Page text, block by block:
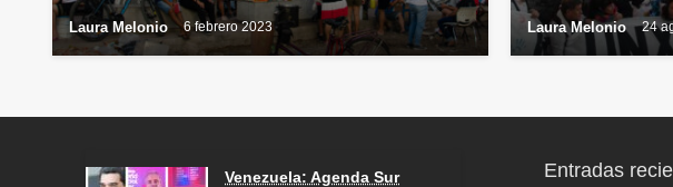
Laura Melonio 6 febrero 2023 Laura Melonio 24
Venezuela: Agenda Sur
Entradas